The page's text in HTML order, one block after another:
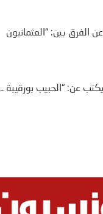
الفرق بين: “العثمانيون
عن: “الحبيب بورقيبة ..